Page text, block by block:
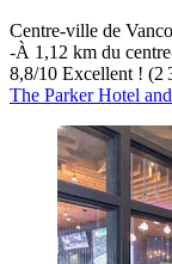
Centre-ville de
‐À 1,12 km du
8,8/10 Excellent ! (2
The Parker Hotel